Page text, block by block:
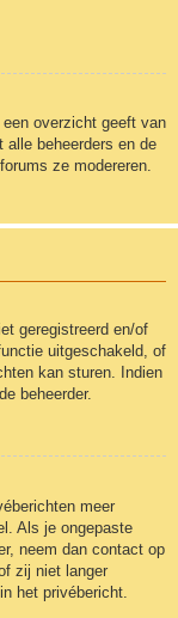
overzicht geeft van
alle beheerders en de
ze modereren.
geregistreerd en/of
uitgeschakeld, of
kan sturen. Indien
beheerder.
meer
Als je ongepaste
neem dan contact op
zij niet langer
het privébericht.